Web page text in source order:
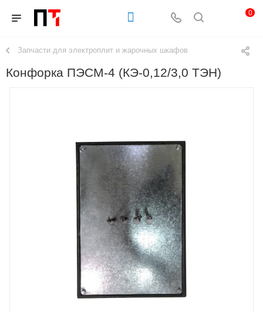
0
Запчасти для электроплит и жарочных шкафов
Конфорка ПЭСМ-4 (КЭ-0,12/3,0 ТЭН)